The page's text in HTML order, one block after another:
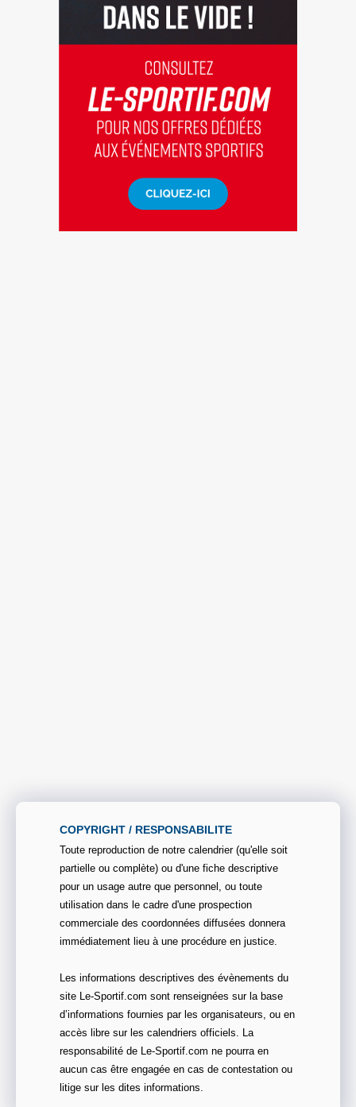
COPYRIGHT / RESPONSABILITE
Toute reproduction de notre calendrier (qu'elle soit
partielle ou complète) ou d'une fiche descriptive
pour un usage autre que personnel, ou toute
utilisation dans le cadre d'une prospection
commerciale des coordonnées diffusées donnera
immédiatement lieu à une procédure en justice.
Les informations descriptives des évènements du
site Le-Sportif.com sont renseignées sur la base
d’informations fournies par les organisateurs, ou en
accès libre sur les calendriers officiels. La
responsabilité de Le-Sportif.com ne pourra en
aucun cas être engagée en cas de contestation ou
litige sur les dites informations.